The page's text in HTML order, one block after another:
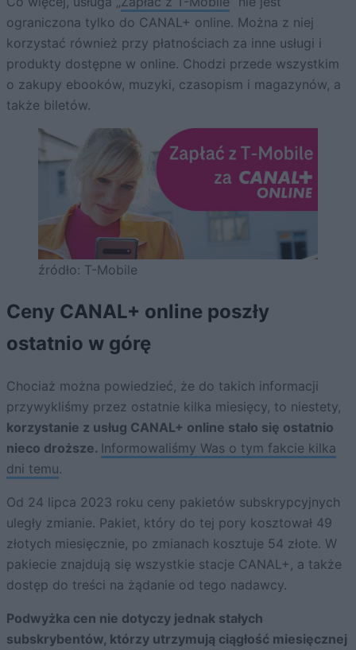
ograniczona tylko do CANAL+ online. Można z niej
korzystać również przy płatnościach za inne usługi i
produkty dostępne w online. Chodzi przede wszystkim
o zakupy ebooków, muzyki, czasopism i magazynów, a
także biletów.
źródło: T-Mobile
Ceny CANAL+ online poszły
ostatnio w górę
Chociaż można powiedzieć, że do takich informacji
przywykliśmy przez ostatnie kilka miesięcy, to niestety,
korzystanie z usług CANAL+ online stało się ostatnio
nieco droższe. Informowaliśmy Was o tym fakcie kilka
dni temu.
Od 24 lipca 2023 roku ceny pakietów subskrypcyjnych
uległy zmianie. Pakiet, który do tej pory kosztował 49
złotych miesięcznie, po zmianach kosztuje 54 złote. W
pakiecie znajdują się wszystkie stacje CANAL+, a także
dostęp do treści na żądanie od tego nadawcy.
Podwyżka cen nie dotyczy jednak stałych
subskrybentów, którzy utrzymują ciągłość miesięcznej